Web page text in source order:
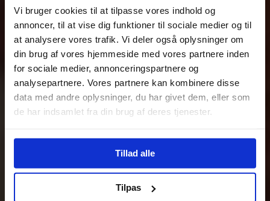
Vi bruger cookies til at tilpasse vores indhold og
annoncer, til at vise dig funktioner til sociale medier og til
at analysere vores trafik. Vi deler også oplysninger om
din brug af vores hjemmeside med vores partnere inden
for sociale medier, annonceringspartnere og
analysepartnere. Vores partnere kan kombinere disse
data med andre oplysninger, du har givet dem, eller som
de har indsamlet fra din brug af deres tjenester.
Tillad alle
Tilpas